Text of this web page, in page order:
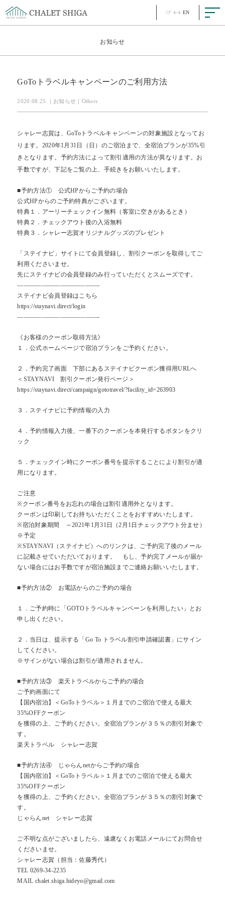
JP EN
お知らせ
GoToトラベルキャンペーンのご利用方法
2020.08.25 ｜お知らせ｜Others
シャレー志賀は、GoToトラベルキャンペーンの対象施設となってお
ります。2020年1月31日（日）のご宿泊まで、全宿泊プランが35%引
きとなります。予約方法によって割引適用の方法が異なります。お
手数ですが、下記をご覧の上、手続きをお願いいたします。
■予約方法① 公式HPからご予約の場合
公式HPからのご予約特典がございます。
特典１．アーリーチェックイン無料（客室に空きがあるとき）
特典２．チェックアウト後の入浴無料
特典３．シャレー志賀オリジナルグッズのプレゼント
「ステイナビ」サイトにて会員登録し、割引クーポンを取得してご
利用くださいませ。
先にステイナビの会員登録のみ行っていただくとスムーズです。
—————————————-
ステイナビ会員登録はこちら
https://staynavi.direct/login
—————————————-
《お客様のクーポン取得方法》
１．公式ホームページで宿泊プランをご予約ください。
２．予約完了画面 下部にあるステイナビクーポン獲得用URLへ
＜STAYNAVI 割引クーポン発行ページ＞
https://staynavi.direct/campaign/gototravel/?facility_id=263903
３．ステイナビに予約情報の入力
４．予約情報入力後、一番下のクーポンを本発行するボタンをクリ
ック
５．チェックイン時にクーポン番号を提示することにより割引が適
用になります。
ご注意
※クーポン番号をお忘れの場合は割引適用外となります。
クーポンは印刷してお持ちいただくことをおすすめいたします。
※宿泊対象期間 ～2021年1月31日（2月1日チェックアウト分ませ）
※予定
※STAYNAVI（ステイナビ）へのリンクは、ご予約完了後のメール
に記載させていただいております。 もし、予約完了メールが届か
ない場合にはお手数ですが宿泊施設までご連絡お願いいたします。
■予約方法② お電話からのご予約の場合
１．ご予約時に「GOTOトラベルキャンペーンを利用したい」とお
申し出ください。
２．当日は、提示する「Go To トラベル割引申請確認書」にサイン
してください。
※サインがない場合は割引が適用されません。
■予約方法③ 楽天トラベルからご予約の場合
ご予約画面にて
【国内宿泊】＜GoToトラベル＞１月までのご宿泊で使える最大
35%OFFクーポン
を獲得の上、ご予約ください。全宿泊プランが３５％の割引対象で
す。
楽天トラベル シャレー志賀
■予約方法④ じゃらんnetからご予約の場合
【国内宿泊】＜GoToトラベル＞１月までのご宿泊で使える最大
35%OFFクーポン
を獲得の上、ご予約ください。全宿泊プランが３５％の割引対象で
す。
じゃらんnet シャレー志賀
ご不明な点がございましたら、遠慮なくお電話メールにてお問合せ
くださいませ。
シャレー志賀（担当：佐藤秀代）
TEL 0269-34-2235
MAIL chalet.shiga.hideyo@gmail.com
JP EN
Meal お食事
Facility 館内
最新情報
FAQ ご質問
お問合せ 交通アクセス
Reserve